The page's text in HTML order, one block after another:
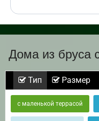
Дома из бруса
Тип Размер
с маленькой террасой